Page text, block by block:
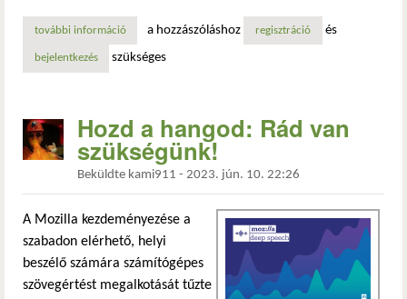
további információa mozilla befejezi a deepspeech fejlesztését – nyílt
a hozzászóláshoz regisztráció és
bejelentkezés szükséges
Hozd a hangod: Rád van
szükségünk!
Beküldte kami911 - 2023. jún. 10. 22:26
A Mozilla kezdeményezése a
szabadon elérhető, helyi
beszélő számára számítógépes
szövegértést megalkotását tűzte